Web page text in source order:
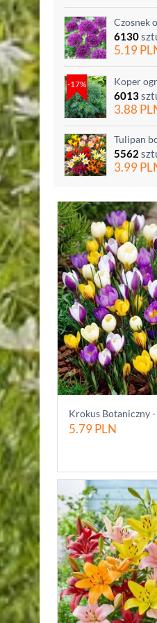
6130
5.19
-17%
6013
3.88
5562
3.99
Krokus Botaniczny
5.79PLN